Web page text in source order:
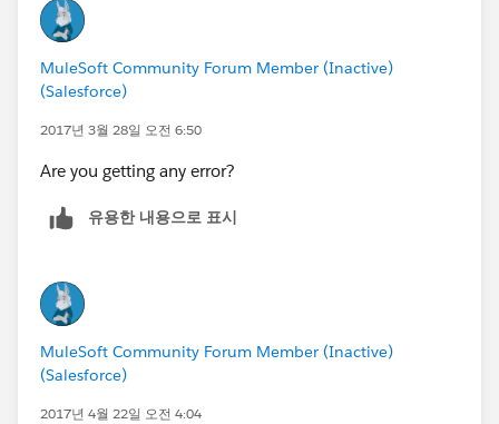
MuleSoft Community Forum Member (Inactive)
(Salesforce)
2017년 3월 28일 오전 6:50
Are you getting any error?
유용한 내용으로 표시
MuleSoft Community Forum Member (Inactive)
(Salesforce)
2017년 4월 22일 오전 4:04